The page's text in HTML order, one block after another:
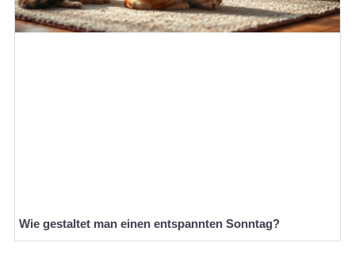
Wie gestaltet man einen entspannten Sonntag?